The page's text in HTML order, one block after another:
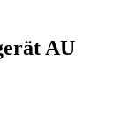
AU